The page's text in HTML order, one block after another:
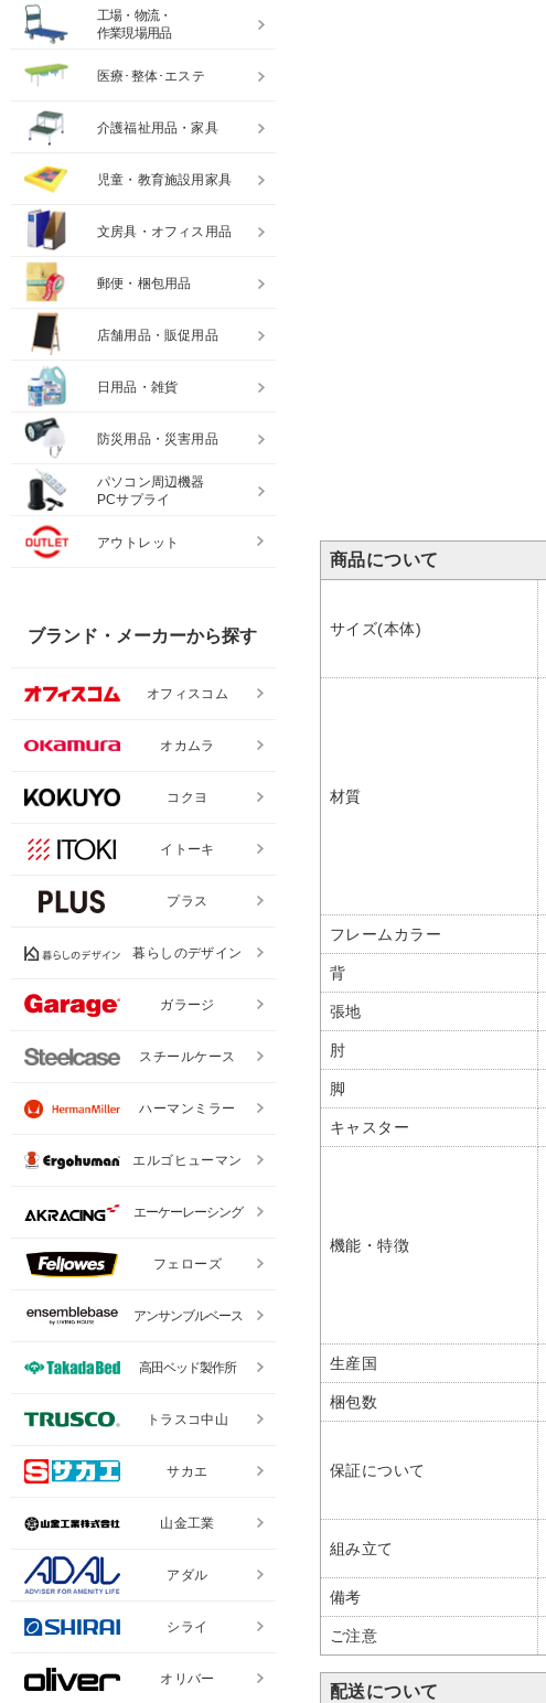
商品について
サイズ(本体)
材質
フレームカラー
背
張地
肘
脚
キャスター
機能・特徴
生産国
梱包数
保証について
組み立て
備考
ご注意
配送について
工場・物流・
作業現場用品
医療･整体･エステ
介護福祉用品・家具
児童・教育施設用家具
文房具・オフィス用品
郵便・梱包用品
店舗用品・販促用品
日用品・雑貨
防災用品・災害用品
パソコン周辺機器
PCサプライ
アウトレット
ブランド・メーカーから探す
オフィスコム
オカムラ
コクヨ
イトーキ
プラス
暮らしのデザイン
ガラージ
スチールケース
ハーマンミラー
エルゴヒューマン
エーケーレーシング
フェローズ
アンサンブルベース
高田ベッド製作所
トラスコ中山
サカエ
山金工業
アダル
シライ
オリバー